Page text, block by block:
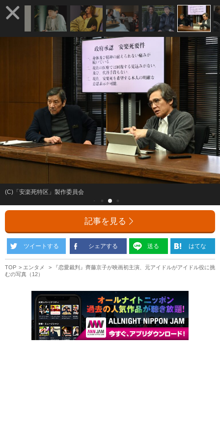
(C)「安楽死特区」製作委員会
記事を見る
ツイートする シェアする 送る はてな
TOP エンタメ
『恋愛裁判』齊藤京子が映画初主演、元アイドルがアイドル役に挑
むの写真（12）